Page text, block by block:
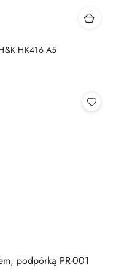
HK416 A5